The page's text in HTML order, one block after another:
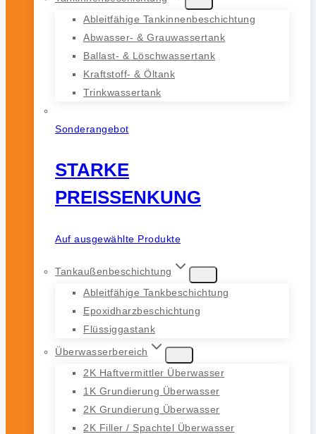
Ableitfähige Tankinnenbeschichtung
Abwasser- & Grauwassertank
Ballast- & Löschwassertank
Kraftstoff- & Öltank
Trinkwassertank
Sonderangebot
STARKE
PREISSENKUNG
Auf ausgewählte Produkte
Tankaußenbeschichtung
Ableitfähige Tankbeschichtung
Epoxidharzbeschichtung
Flüssiggastank
Überwasserbereich
2K Haftvermittler Überwasser
1K Grundierung Überwasser
2K Grundierung Überwasser
2K Filler / Spachtel Überwasser